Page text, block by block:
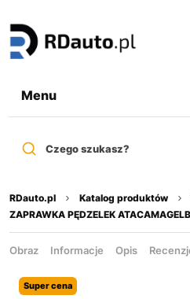
Menu
Czego szukasz?
RDauto.pl Katalog produktów
ZAPRAWKA PĘDZELEK
Obraz Informacje Opis
Super cena